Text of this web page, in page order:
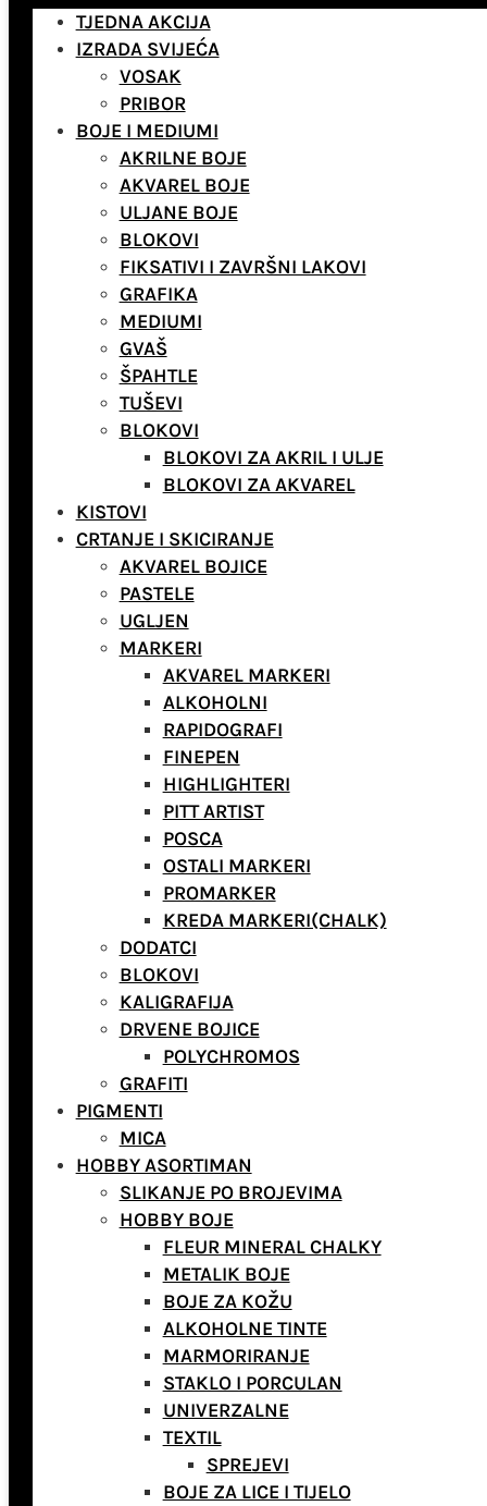
TJEDNA AKCIJA
IZRADA SVIJEĆA
VOSAK
PRIBOR
BOJE I MEDIUMI
AKRILNE BOJE
AKVAREL BOJE
ULJANE BOJE
BLOKOVI
FIKSATIVI I ZAVRŠNI LAKOVI
GRAFIKA
MEDIUMI
GVAŠ
ŠPAHTLE
TUŠEVI
BLOKOVI
BLOKOVI ZA AKRIL I ULJE
BLOKOVI ZA AKVAREL
KISTOVI
CRTANJE I SKICIRANJE
AKVAREL BOJICE
PASTELE
UGLJEN
MARKERI
AKVAREL MARKERI
ALKOHOLNI
RAPIDOGRAFI
FINEPEN
HIGHLIGHTERI
PITT ARTIST
POSCA
OSTALI MARKERI
PROMARKER
KREDA MARKERI(CHALK)
DODATCI
BLOKOVI
KALIGRAFIJA
DRVENE BOJICE
POLYCHROMOS
GRAFITI
PIGMENTI
MICA
HOBBY ASORTIMAN
SLIKANJE PO BROJEVIMA
HOBBY BOJE
FLEUR MINERAL CHALKY
METALIK BOJE
BOJE ZA KOŽU
ALKOHOLNE TINTE
MARMORIRANJE
STAKLO I PORCULAN
UNIVERZALNE
TEXTIL
SPREJEVI
BOJE ZA LICE I TIJELO